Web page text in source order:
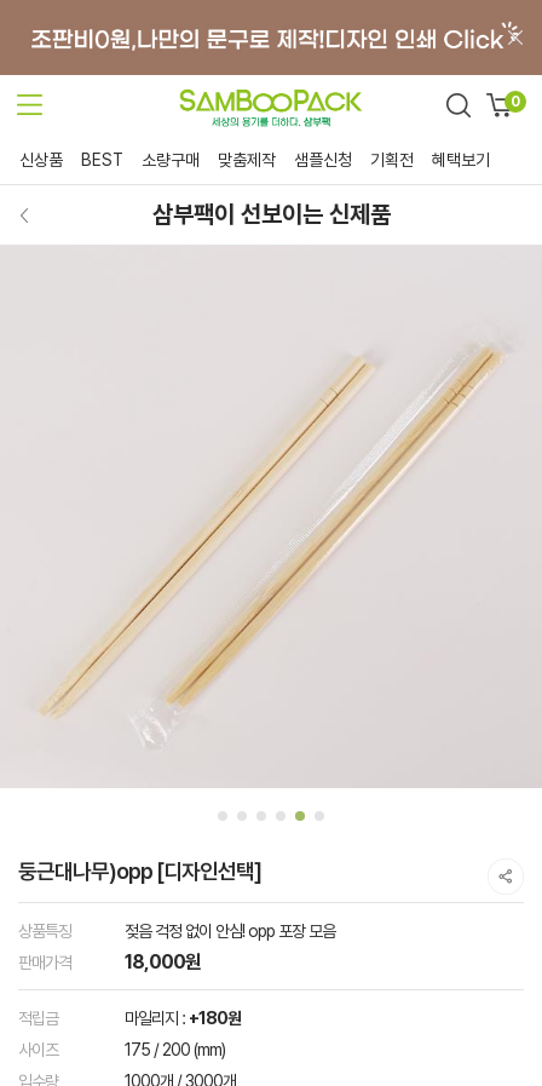
0
신상품 BEST 소량구매 맞춤제작 샘플신청 기획전 혜택보기
삼부팩이 선보이는 신제품
둥근대나무)opp [디자인선택]
상품특징
젖음 걱정 없이 안심! opp 포장 모음
판매가격
18,000원
적립금 마일리지 : +180원
사이즈
175 / 200 (mm)
입수량
1000개 / 3000개